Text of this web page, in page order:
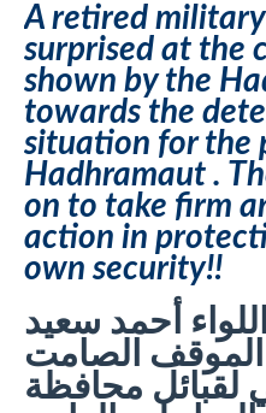
A retired
surprised at the
shown by the
towards the
situation for the
Hadhramaut .
on to take firm
action in
own security!!
أحمد سعيد
الموقف الصامت
لقبائل محافظة